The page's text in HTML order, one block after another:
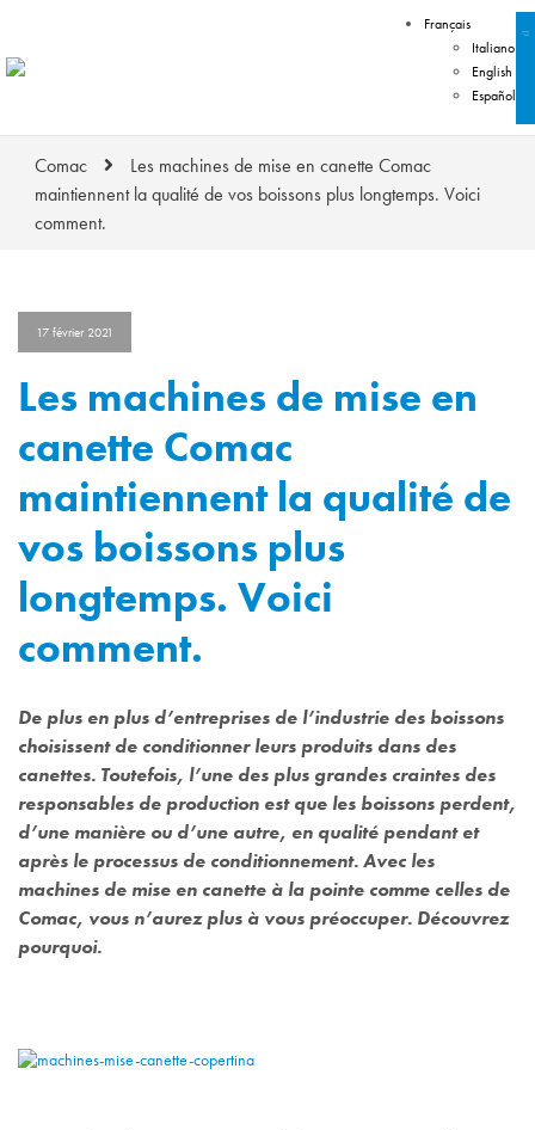
Français
Italiano
English
Español
Comac
Les machines de mise en canette Comac
maintiennent la qualité de vos boissons plus longtemps. Voici
comment.
17 février 2021
Les machines de mise en
canette Comac
maintiennent la qualité de
vos boissons plus
longtemps. Voici
comment.
De plus en plus d’entreprises de l’industrie des boissons
choisissent de conditionner leurs produits dans des
canettes. Toutefois, l’une des plus grandes craintes des
responsables de production est que les boissons perdent,
d’une manière ou d’une autre, en qualité pendant et
après le processus de conditionnement. Avec les
machines de mise en canette à la pointe comme celles de
Comac, vous n’aurez plus à vous préoccuper. Découvrez
pourquoi.